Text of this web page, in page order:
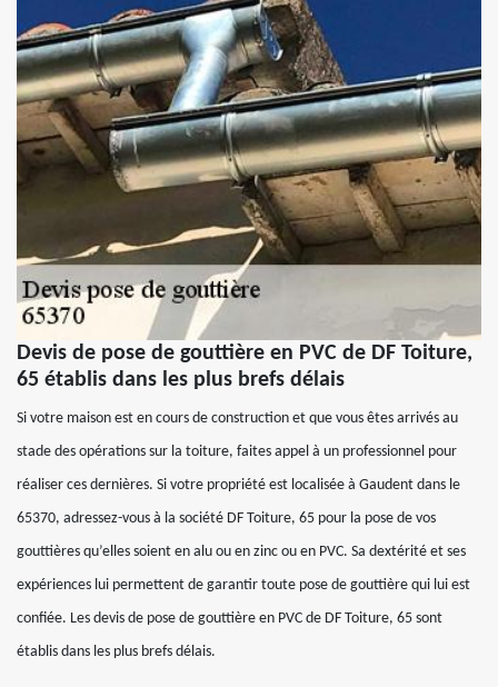
Devis de pose de gouttière en PVC de DF Toiture,
65 établis dans les plus brefs délais
Si votre maison est en cours de construction et que vous êtes arrivés au
stade des opérations sur la toiture, faites appel à un professionnel pour
réaliser ces dernières. Si votre propriété est localisée à Gaudent dans le
65370, adressez-vous à la société DF Toiture, 65 pour la pose de vos
gouttières qu’elles soient en alu ou en zinc ou en PVC. Sa dextérité et ses
expériences lui permettent de garantir toute pose de gouttière qui lui est
confiée. Les devis de pose de gouttière en PVC de DF Toiture, 65 sont
établis dans les plus brefs délais.